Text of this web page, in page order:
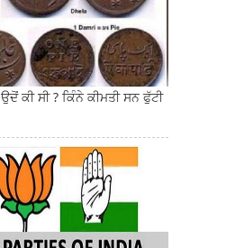
ਕੀ ਸੀ ? ਕਿੰਨੇ ਕੀਮਤੀ ਸਨ ਫੁੱਟੀ